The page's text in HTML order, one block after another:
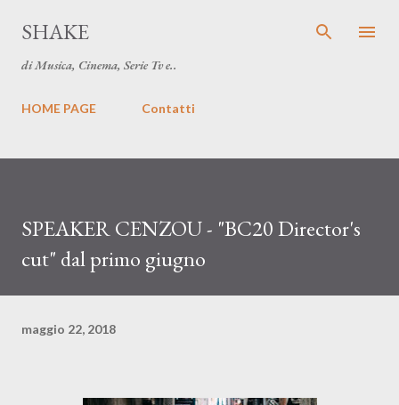
Passa ai contenuti principali
SHAKE
di Musica, Cinema, Serie Tv e..
HOME PAGE Contatti
SPEAKER CENZOU - "BC20 Director's
cut" dal primo giugno
maggio 22, 2018